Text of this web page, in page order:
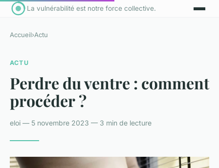
La vulnérabilité est notre force collective.
Accueil›Actu
ACTU
Perdre du ventre : comment
procéder ?
eloi — 5 novembre 2023 — 3 min de lecture